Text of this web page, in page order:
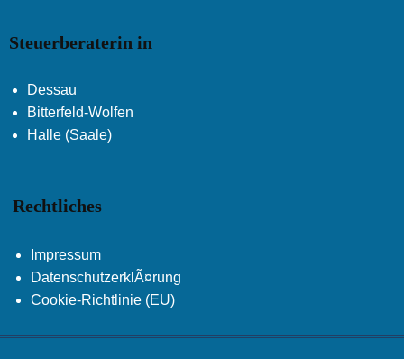
Steuerberaterin in
Dessau
Bitterfeld-Wolfen
Halle (Saale)
Rechtliches
Impressum
DatenschutzerklÃ¤rung
Cookie-Richtlinie (EU)